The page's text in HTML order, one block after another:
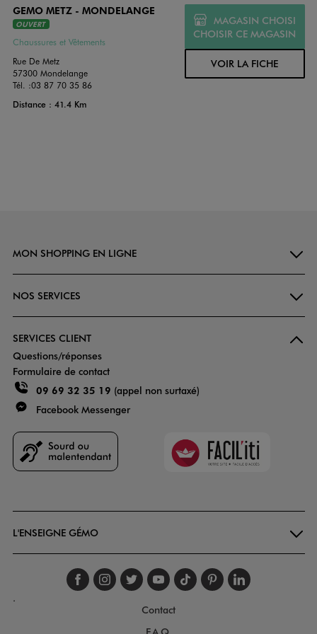
GEMO METZ - MONDELANGE
OUVERT
Chaussures et Vêtements
Rue De Metz
57300 Mondelange
Tél. :03 87 70 35 86
Distance : 41.4 Km
MAGASIN CHOISI
CHOISIR CE MAGASIN
VOIR LA FICHE
MON SHOPPING EN LIGNE
NOS SERVICES
SERVICES CLIENT
Questions/réponses
Formulaire de contact
09 69 32 35 19 (appel non surtaxé)
Facebook Messenger
Faciliti
L'ENSEIGNE GÉMO
Suivez-nous sur
Suivez-nous sur
Suivez-nous sur
Suivez-nous
Suivez-nous
Suivez-
.
Contact